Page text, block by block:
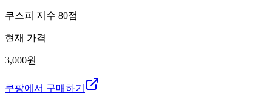
쿠스피 지수 80점
현재 가격
3,000원
쿠팡에서 구매하기